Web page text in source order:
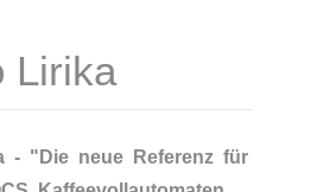
Lirika
- "Die neue Referenz für